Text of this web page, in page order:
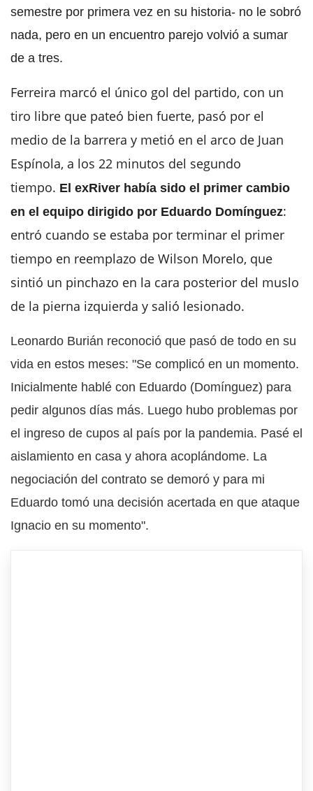
semestre por primera vez en su historia- no le sobró
nada, pero en un encuentro parejo volvió a sumar
de a tres.
Ferreira marcó el único gol del partido, con un
tiro libre que pateó bien fuerte, pasó por el
medio de la barrera y metió en el arco de Juan
Espínola, a los 22 minutos del segundo
tiempo. El exRiver había sido el primer cambio
en el equipo dirigido por Eduardo Domínguez:
entró cuando se estaba por terminar el primer
tiempo en reemplazo de Wilson Morelo, que
sintió un pinchazo en la cara posterior del muslo
de la pierna izquierda y salió lesionado.
Leonardo Burián reconoció que pasó de todo en su
vida en estos meses: "Se complicó en un momento.
Inicialmente hablé con Eduardo (Domínguez) para
pedir algunos días más. Luego hubo problemas por
el ingreso de cupos al país por la pandemia. Pasé el
aislamiento en casa y ahora acoplándome. La
negociación del contrato se demoró y para mi
Eduardo tomó una decisión acertada en que ataque
Ignacio en su momento".